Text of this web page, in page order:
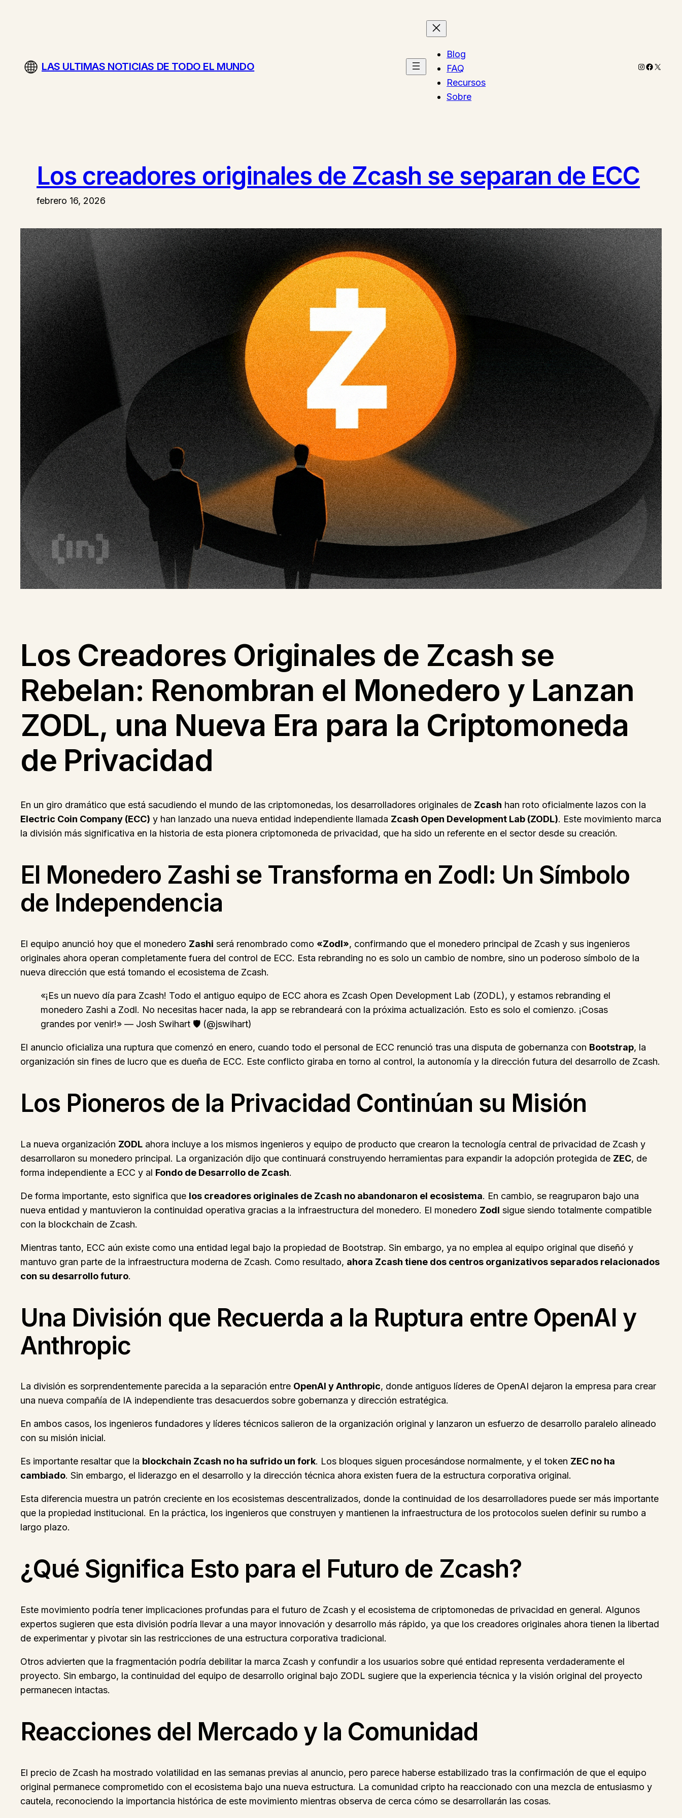
LAS ULTIMAS NOTICIAS DE TODO EL MUNDO
Blog
FAQ
Recursos
Sobre
Instagram
X
Los creadores originales de Zcash se separan de ECC
febrero 16, 2026
Los Creadores Originales de Zcash se
Rebelan: Renombran el Monedero y Lanzan
ZODL, una Nueva Era para la Criptomoneda
de Privacidad
En un giro dramático que está sacudiendo el mundo de las criptomonedas, los desarrolladores originales de Zcash han roto oficialmente lazos con la
Electric Coin Company (ECC) y han lanzado una nueva entidad independiente llamada Zcash Open Development Lab (ZODL). Este movimiento marca
la división más significativa en la historia de esta pionera criptomoneda de privacidad, que ha sido un referente en el sector desde su creación.
El Monedero Zashi se Transforma en Zodl: Un Símbolo
de Independencia
El equipo anunció hoy que el monedero Zashi será renombrado como «Zodl», confirmando que el monedero principal de Zcash y sus ingenieros
originales ahora operan completamente fuera del control de ECC. Esta rebranding no es solo un cambio de nombre, sino un poderoso símbolo de la
nueva dirección que está tomando el ecosistema de Zcash.
«¡Es un nuevo día para Zcash! Todo el antiguo equipo de ECC ahora es Zcash Open Development Lab (ZODL), y estamos rebranding el
monedero Zashi a Zodl. No necesitas hacer nada, la app se rebrandeará con la próxima actualización. Esto es solo el comienzo. ¡Cosas
grandes por venir!» — Josh Swihart 🛡 (@jswihart)
El anuncio oficializa una ruptura que comenzó en enero, cuando todo el personal de ECC renunció tras una disputa de gobernanza con Bootstrap, la
organización sin fines de lucro que es dueña de ECC. Este conflicto giraba en torno al control, la autonomía y la dirección futura del desarrollo de Zcash.
Los Pioneros de la Privacidad Continúan su Misión
La nueva organización ZODL ahora incluye a los mismos ingenieros y equipo de producto que crearon la tecnología central de privacidad de Zcash y
desarrollaron su monedero principal. La organización dijo que continuará construyendo herramientas para expandir la adopción protegida de ZEC, de
forma independiente a ECC y al Fondo de Desarrollo de Zcash.
De forma importante, esto significa que los creadores originales de Zcash no abandonaron el ecosistema. En cambio, se reagruparon bajo una
nueva entidad y mantuvieron la continuidad operativa gracias a la infraestructura del monedero. El monedero Zodl sigue siendo totalmente compatible
con la blockchain de Zcash.
Mientras tanto, ECC aún existe como una entidad legal bajo la propiedad de Bootstrap. Sin embargo, ya no emplea al equipo original que diseñó y
mantuvo gran parte de la infraestructura moderna de Zcash. Como resultado, ahora Zcash tiene dos centros organizativos separados relacionados
con su desarrollo futuro.
Una División que Recuerda a la Ruptura entre OpenAI y
Anthropic
La división es sorprendentemente parecida a la separación entre OpenAI y Anthropic, donde antiguos líderes de OpenAI dejaron la empresa para crear
una nueva compañía de IA independiente tras desacuerdos sobre gobernanza y dirección estratégica.
En ambos casos, los ingenieros fundadores y líderes técnicos salieron de la organización original y lanzaron un esfuerzo de desarrollo paralelo alineado
con su misión inicial.
Es importante resaltar que la blockchain Zcash no ha sufrido un fork. Los bloques siguen procesándose normalmente, y el token ZEC no ha
cambiado. Sin embargo, el liderazgo en el desarrollo y la dirección técnica ahora existen fuera de la estructura corporativa original.
Esta diferencia muestra un patrón creciente en los ecosistemas descentralizados, donde la continuidad de los desarrolladores puede ser más importante
que la propiedad institucional. En la práctica, los ingenieros que construyen y mantienen la infraestructura de los protocolos suelen definir su rumbo a
largo plazo.
¿Qué Significa Esto para el Futuro de Zcash?
Este movimiento podría tener implicaciones profundas para el futuro de Zcash y el ecosistema de criptomonedas de privacidad en general. Algunos
expertos sugieren que esta división podría llevar a una mayor innovación y desarrollo más rápido, ya que los creadores originales ahora tienen la libertad
de experimentar y pivotar sin las restricciones de una estructura corporativa tradicional.
Otros advierten que la fragmentación podría debilitar la marca Zcash y confundir a los usuarios sobre qué entidad representa verdaderamente el
proyecto. Sin embargo, la continuidad del equipo de desarrollo original bajo ZODL sugiere que la experiencia técnica y la visión original del proyecto
permanecen intactas.
Reacciones del Mercado y la Comunidad
El precio de Zcash ha mostrado volatilidad en las semanas previas al anuncio, pero parece haberse estabilizado tras la confirmación de que el equipo
original permanece comprometido con el ecosistema bajo una nueva estructura. La comunidad cripto ha reaccionado con una mezcla de entusiasmo y
cautela, reconociendo la importancia histórica de este movimiento mientras observa de cerca cómo se desarrollarán las cosas.